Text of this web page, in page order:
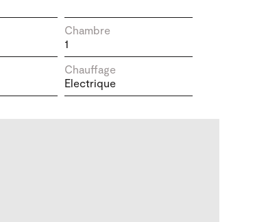
Chambre
1
Chauffage
Electrique
50.00 € / mois